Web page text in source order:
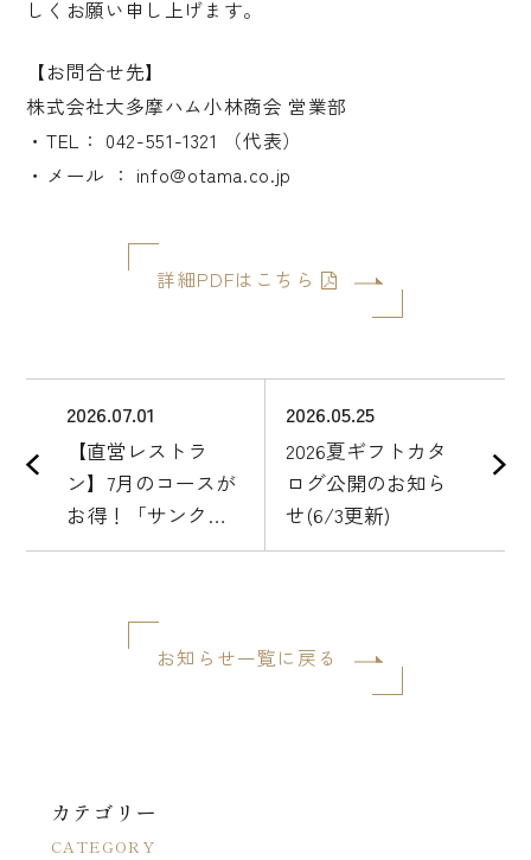
しくお願い申し上げます。
【お問合せ先】
株式会社大多摩ハム小林商会 営業部
・TEL： 042-551-1321 （代表）
・メール ： info@otama.co.jp
詳細PDFはこちら
2026.07.01
【直営レストラ
ン】7月のコースが
お得！「サンクス
デー」のお知らせ
2026.05.25
2026夏ギフトカタ
ログ公開のお知ら
せ(6/3更新)
お知らせ一覧に戻る
カテゴリー